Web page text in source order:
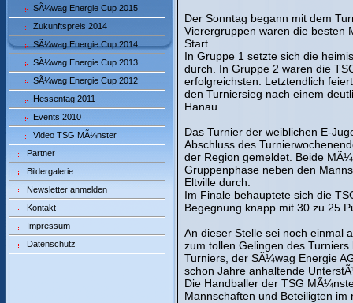
SÃ¼wag Energie Cup 2015
Zukunftspreis 2014
SÃ¼wag Energie Cup 2014
SÃ¼wag Energie Cup 2013
SÃ¼wag Energie Cup 2012
Hessentag 2011
Events 2010
Video TSG MÃ¼nster
Partner
Bildergalerie
Newsletter anmelden
Kontakt
Impressum
Datenschutz
Der Sonntag begann mit dem
Vierergruppen waren die besten
Start.
In Gruppe 1 setzte sich die
durch. In Gruppe 2 waren die
erfolgreichsten. Letztendlich
den Turniersieg nach einem
Hanau.
Das Turnier der weiblichen E-
Abschluss des
der Region gemeldet. Beide
Gruppenphase neben den
Eltville durch.
Im Finale behauptete sich die
Begegnung knapp mit 30 zu 25
An dieser Stelle sei noch einmal
zum tollen Gelingen des
Turniers, der SÃ¼wag Energie
schon Jahre anhaltende
Die Handballer der TSG
Mannschaften und Beteiligten im